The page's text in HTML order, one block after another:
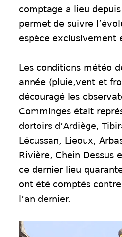
comptage a lieu
permet de suivre
espèce exclusivement
Les conditions météo
année (pluie,vent et
découragé les
Comminges était
dortoirs d’Ardiège,
Lécussan, Lieoux,
Rivière, Chein Dessus
ce dernier lieu
ont été comptés
l’an dernier.